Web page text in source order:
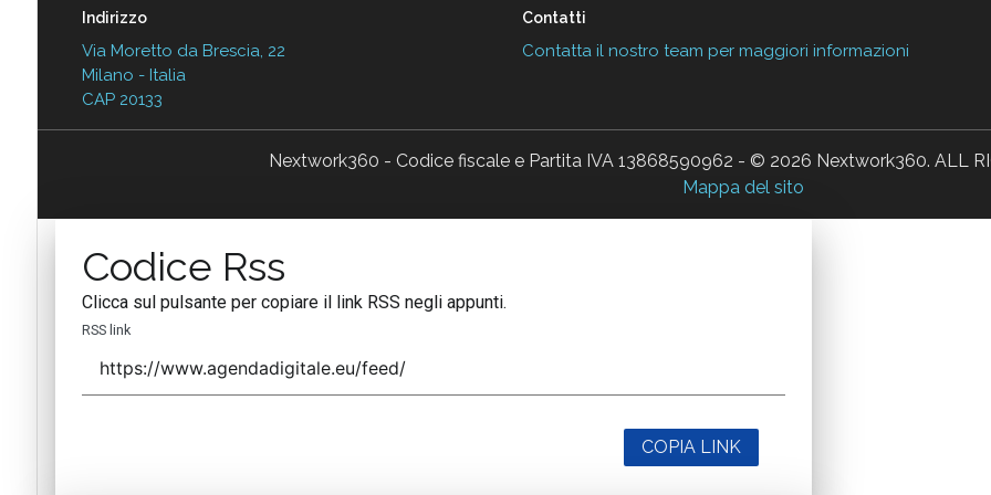
Indirizzo
Via Moretto da Brescia, 22
Milano - Italia
CAP 20133
Contatti
Contatta il nostro team per maggiori informazioni
Nextwork360 - Codice fiscale e Partita IVA 13868590962 - © 2026 Nextwork360. ALL
Mappa del sito
Codice Rss
Clicca sul pulsante per copiare il link RSS negli appunti.
RSS link
COPIA LINK